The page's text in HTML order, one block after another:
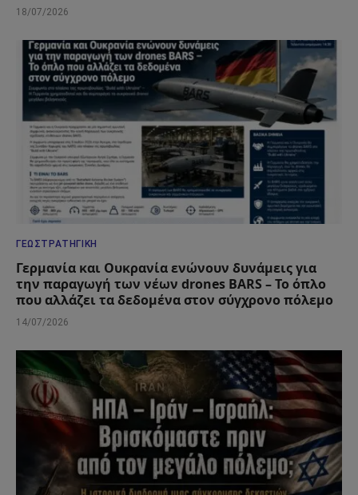
18/07/2026
ΓΕΩΣΤΡΑΤΗΓΙΚΉ
Γερμανία και Ουκρανία ενώνουν δυνάμεις για
την παραγωγή των νέων drones BARS – Το όπλο
που αλλάζει τα δεδομένα στον σύγχρονο πόλεμο
14/07/2026